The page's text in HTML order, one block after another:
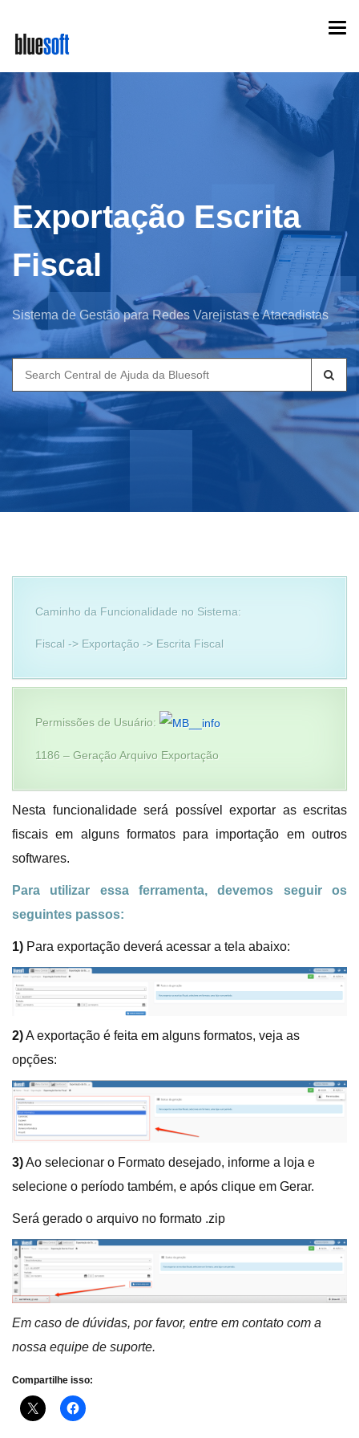
main
content
Exportação Escrita
Fiscal
Sistema de Gestão para Redes Varejistas e Atacadistas
Search
for:
Caminho da Funcionalidade no Sistema:
Fiscal -> Exportação -> Escrita Fiscal
Permissões de Usuário:
1186 – Geração Arquivo Exportação
Nesta funcionalidade será possível exportar as escritas
fiscais em alguns formatos para importação em outros
softwares.
Para utilizar essa ferramenta, devemos seguir os
seguintes passos:
1) Para exportação deverá acessar a tela abaixo:
2)A exportação é feita em alguns formatos, veja as
opções:
3)Ao selecionar o Formato desejado, informe a loja e
selecione o período também, e após clique em Gerar.
Será gerado o arquivo no formato .zip
Em caso de dúvidas, por favor, entre em contato com a
nossa equipe de suporte.
Compartilhe isso: